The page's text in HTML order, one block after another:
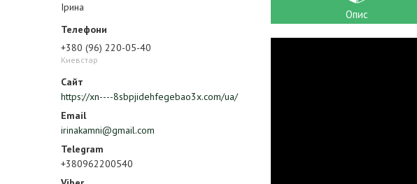
Ірина
+380 (96) 220-05-40
Киевстар
https://xn----8sbpjidehfegebao3x.com/ua/
irinakamni@gmail.com
+380962200540
Опис